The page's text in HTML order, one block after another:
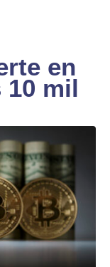
en
10 mil